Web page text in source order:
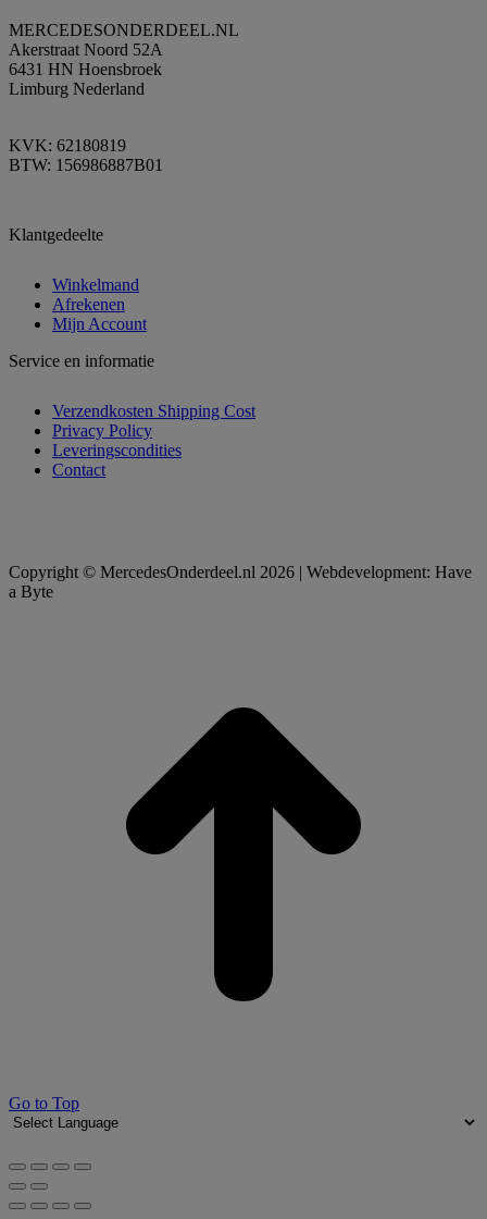
MERCEDESONDERDEEL.NL
Akerstraat Noord 52A
6431 HN Hoensbroek
Limburg Nederland
KVK: 62180819
BTW: 156986887B01
Klantgedeelte
Winkelmand
Afrekenen
Mijn Account
Service en informatie
Verzendkosten Shipping Cost
Privacy Policy
Leveringscondities
Contact
Copyright © MercedesOnderdeel.nl 2026 | Webdevelopment: Have
a Byte
Go to Top